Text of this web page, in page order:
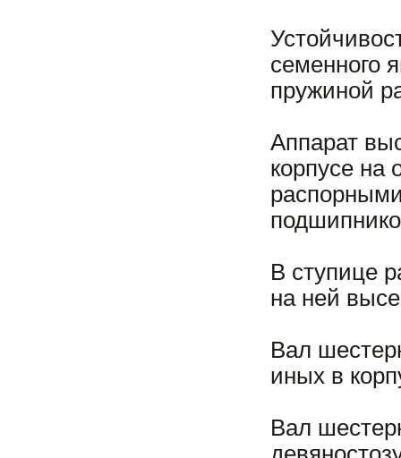
семенного
пружиной
Аппарат
корпусе на
В ступице
на ней
Вал
иных в
Вал